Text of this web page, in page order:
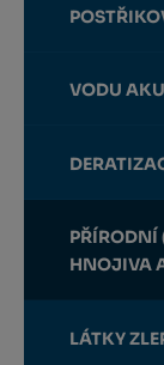
VODU
HNOJIVA
LÁTKY